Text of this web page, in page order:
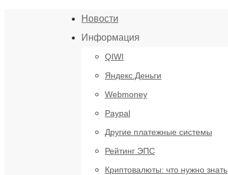
Новости
Информация
QIWI
Яндекс.Деньги
Webmoney
Paypal
Другие платежные системы
Рейтинг ЭПС
Криптовалюты: что нужно знать